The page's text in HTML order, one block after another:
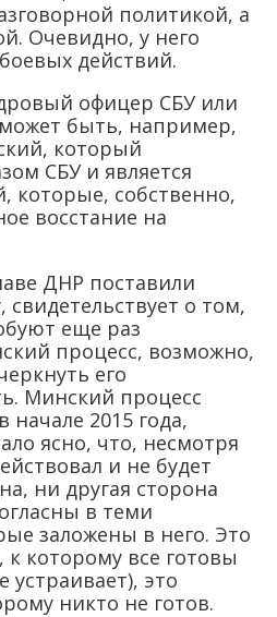
политикой, а
Очевидно, у него
действий.
офицер СБУ или
быть, например,
который
СБУ и является
которые, собственно,
восстание на
ДНР поставили
о том,
еще раз
процесс, возможно,
его
Минский процесс
2015 года,
ясно, что, несмотря
и не будет
ни другая сторона
в теми
заложены в него. Это
которому все готовы
устраивает), это
никто не готов.